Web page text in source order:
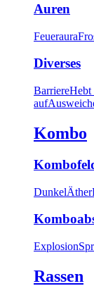
Auren
Feueraura
Diverses
BarriereHebt
auf
Kombo
DunkelÄther
Explosion
Rassen